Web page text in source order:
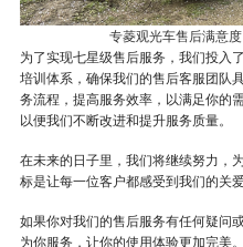
专菱观光车售后满意
为了实现七星级售后服务，我们投入
培训体系，确保我们的售后客服团队
务流程，提高服务效率，以满足你的
以便我们不断改进和提升服务质量。
在未来的日子里，我们将继续努力，
标是让每一位客户都感受到我们的关
如果你对我们的售后服务有任何疑问
为你服务，让你的使用体验更加完美。